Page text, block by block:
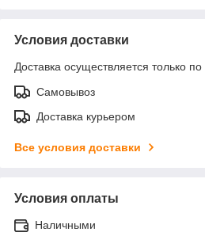
Условия доставки
Доставка осуществляется только по
Самовывоз
Доставка курьером
Все условия доставки
Условия оплаты
Наличными